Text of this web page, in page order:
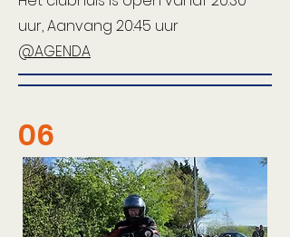
uur, Aanvang 20:45 uur
@AGENDA
06